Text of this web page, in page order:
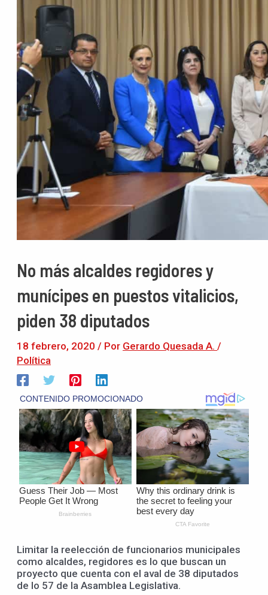
No más alcaldes regidores y
munícipes en puestos vitalicios,
piden 38 diputados
18 febrero, 2020 / Por Gerardo Quesada A. /
Política
Limitar la reelección de funcionarios municipales
como alcaldes, regidores es lo que buscan un
proyecto que cuenta con el aval de 38 diputados
de lo 57 de la Asamblea Legislativa.